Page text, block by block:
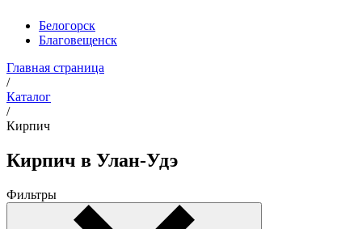
Белогорск
Благовещенск
Главная страница
/
Каталог
/
Кирпич
Кирпич в Улан-Удэ
Фильтры